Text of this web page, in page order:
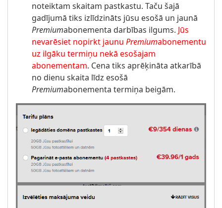
noteiktam skaitam pastkastu. Taču šajā
gadījumā tiks izlīdzināts jūsu esošā un jaunā
Premiumabonementa darbības ilgums. Jūs
nevarēsiet nopirkt jaunu Premiumabonementu
uz ilgāku termiņu nekā esošajam
abonementam. Cena tiks aprēķināta atkarībā
no dienu skaita līdz esošā
Premiumabonementa termiņa beigām.